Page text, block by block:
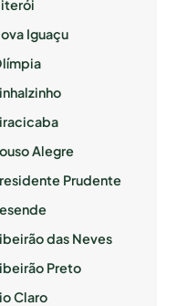
Iguaçu
Alegre
Prudente
das Neves
Preto
Claro